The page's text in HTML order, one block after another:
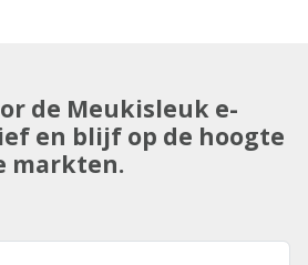
de Meukisleuk e-
en blijf op de hoogte
markten.